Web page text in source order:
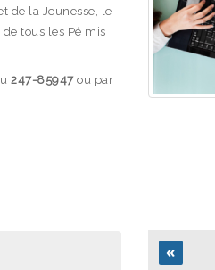
de la Jeunesse, le
tous les Pé mis
247-85947ou par
«